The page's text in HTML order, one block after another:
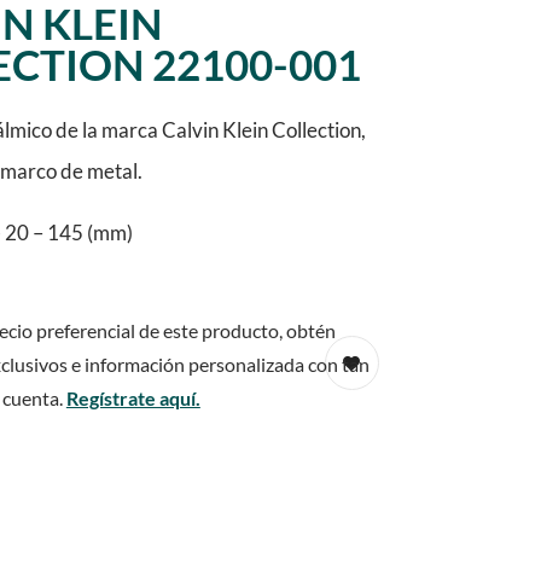
KLEIN
22100-001
de la marca Calvin Klein Collection,
de metal.
– 145 (mm)
preferencial de este producto, obtén
e información personalizada con tan
Regístrate aquí.